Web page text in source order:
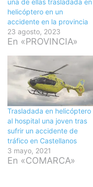
una de ellas trasladada en
helicóptero en un
accidente en la provincia
23 agosto, 2023
En «PROVINCIA»
Trasladada en helicóptero
al hospital una joven tras
sufrir un accidente de
tráfico en Castellanos
3 mayo, 2021
En «COMARCA»